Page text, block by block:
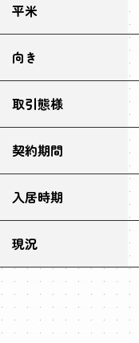
平米
向き
取引態様
契約期間
入居時期
現況